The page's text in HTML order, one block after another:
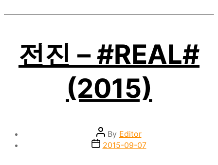
전진 – #REAL#
(2015)
Post
author
By Editor
Post2015-09-07